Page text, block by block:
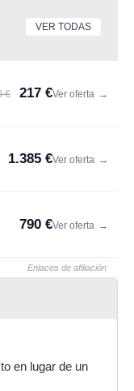
VER TODAS
€ 217 €Ver oferta →
1.385 €Ver oferta →
790 €Ver oferta →
Enlaces de afiliación
en lugar de un